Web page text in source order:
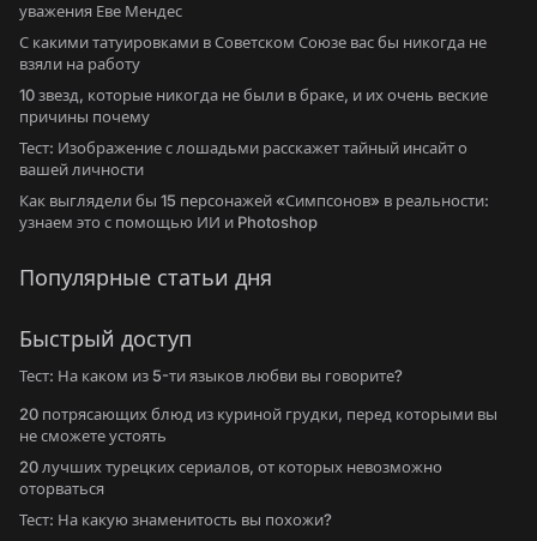
уважения Еве Мендес
С какими татуировками в Советском Союзе вас бы никогда не
взяли на работу
10 звезд, которые никогда не были в браке, и их очень веские
причины почему
Тест: Изображение с лошадьми расскажет тайный инсайт о
вашей личности
Как выглядели бы 15 персонажей «Симпсонов» в реальности:
узнаем это с помощью ИИ и Photoshop
Популярные статьи дня
Быстрый доступ
Тест: На каком из 5-ти языков любви вы говорите?
20 потрясающих блюд из куриной грудки, перед которыми вы
не сможете устоять
20 лучших турецких сериалов, от которых невозможно
оторваться
Тест: На какую знаменитость вы похожи?